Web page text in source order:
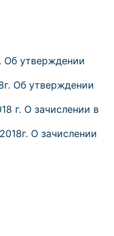
Об утверждении
Об утверждении
г. О зачислении в
О зачислении